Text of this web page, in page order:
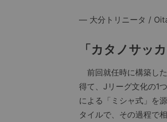
— 大分トリニータ /
「カタノサッ
前回就任時に構築し
得て、Jリーグ文化の1
による「ミシャ式」を
タイルで、その過程で